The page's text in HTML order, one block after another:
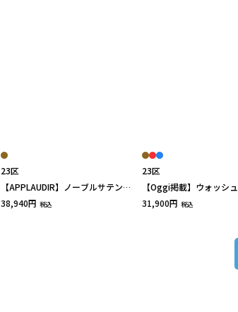
23区
【APPLAUDIR】ノーブルサテン
リボンブーケレースコンビ ドレス
38,940円 税込
23区
【Oggi掲載】ウォッシ
ボイル ノースリーブ ワン
31,900円 税込